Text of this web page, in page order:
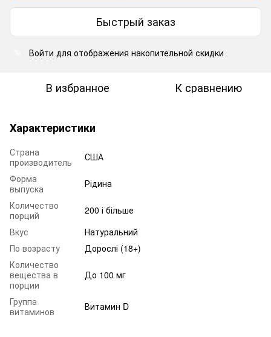
Быстрый заказ
Войти для отображения накопительной скидки
В избранное К сравнению
Характеристики
Страна
производитель
США
Форма
выпуска
Рідина
Количество
порций
200 і більше
Вкус
Натуральний
По возрасту
Дорослі (18+)
Количество
вещества в
порции
До 100 мг
Группа
витаминов
Витамин D